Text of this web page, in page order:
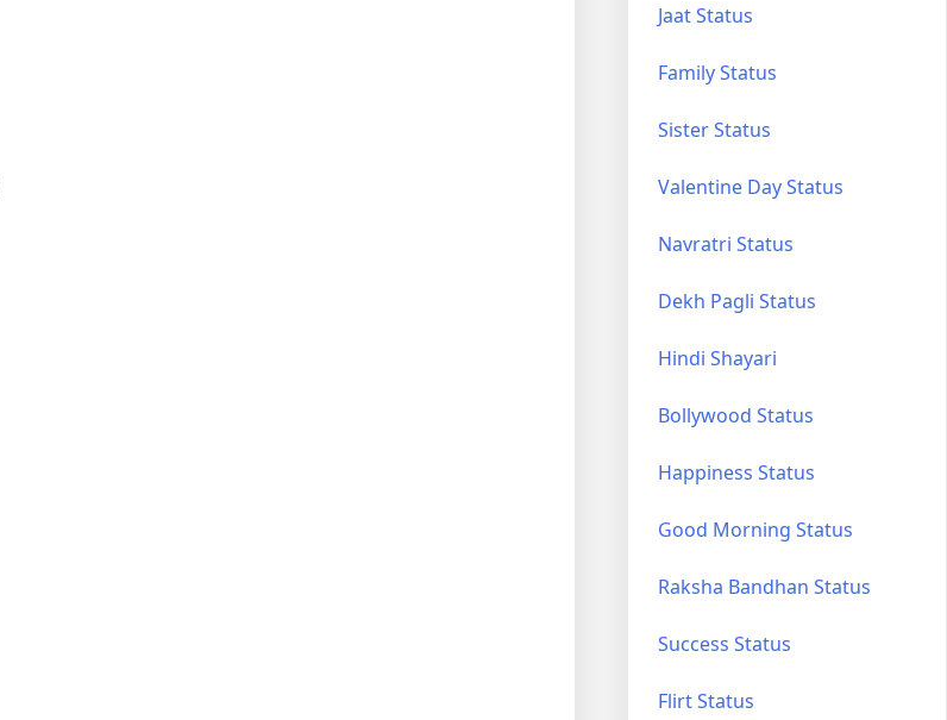
Jaat Status
Family Status
Sister Status
Valentine Day Status
Navratri Status
Dekh Pagli Status
Hindi Shayari
Bollywood Status
Happiness Status
Good Morning Status
Raksha Bandhan Status
Success Status
Flirt Status